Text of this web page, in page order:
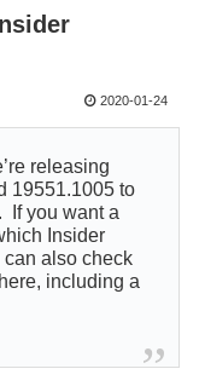
2020-01-24
releasing
19551.1005 to
If you want a
Insider
can also check
including a